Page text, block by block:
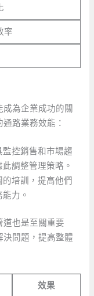
率
為企業成功的關
路業務效能：
控銷售和市場趨
調整管理策略。
培訓，提高他們
力。
道也是至關重要
決問題，提高整體
效果